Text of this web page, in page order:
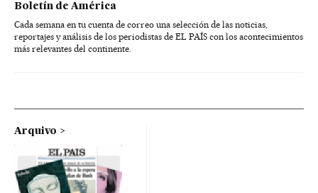
Boletín de América
Cada semana en tu cuenta de correo una selección de las noticias,
reportajes y análisis de los periodistas de EL PAÍS con los acontecimientos
más relevantes del continente.
Arquivo